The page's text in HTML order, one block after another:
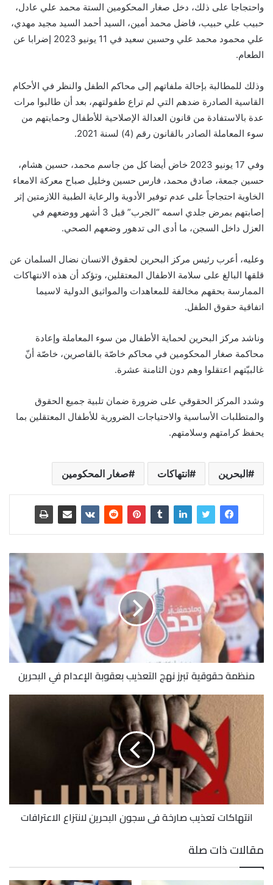
واحتجاجا على ذلك، دخل صغار المحكومين الستة محمد علي عادل،
حبيب علي حبيب، فاضل محمد أمين، السيد أحمد السيد مجيد مهدي،
علي محمود محمد علي وحسين سعيد في 11 يونيو 2023 إضرابا عن
الطعام.
وذلك للمطالبة بإحالة ملفاتهم إلى محاكم الطفل والنظر في الأحكام
القاسية الصادرة ضدهم التي لم تراع طفولتهم، بعد أن طالبوا مرات
عدة بالاستفادة من قانون العدالة الإصلاحية للأطفال وحمايتهم من
سوء المعاملة الصادر بالقانون رقم (4) لسنة 2021.
وفي 17 يونيو 2023 خاض أيضا كل من جاسم محمد، حسين هشام،
حسين جمعة، صادق محمد، فارس حسين وخليل صباح معركة الامعاء
الخاوية احتجاجاً على عدم توفير الأدوية والرعاية الطبية اللازمتين إثر
إصابتهم بمرض جلدي اسمه “الجرب” قبل 3 أشهر ووضعهم في
العزل داخل السجن، ما أدى الى تدهور وضعهم الصحي.
وعليه، أعرب رئيس مركز البحرين لحقوق الانسان نضال السلمان عن
قلقها البالغ على سلامة الاطفال المعتقلين، وتؤكد أن هذه الانتهاكات
الممارسة بحقهم مخالفة للمعاهدات والمواثيق الدولية لاسيما
اتفاقية حقوق الطفل.
وناشد مركز البحرين لحماية الأطفال من سوء المعاملة وإعادة
محاكمة صغار المحكومين في محاكم خاصّة بالقاصرين، خاصّة أنّ
غالبيّتهم اعتقلوا وهم دون الثامنة عشرة.
وشدد المركز الحقوقي على ضرورة ضمان تلبية جميع الحقوق
والمتطلبات الأساسية والاحتياجات الضرورية للأطفال المعتقلين بما
يحفظ كرامتهم وسلامتهم.
البحرين انتهاكات صغار المحكومين
منظمة حقوقية تبرز نهج التعذيب بعقوبة الإعدام في البحرين
انتهاكات تعذيب صارخة في سجون البحرين لانتزاع الاعترافات
مقالات ذات صلة